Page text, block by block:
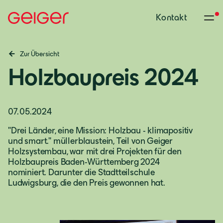
Kontakt
Zur Übersicht
Holzbaupreis 2024
07.05.2024
"Drei Länder, eine Mission: Holzbau - klimapositiv
und smart." müllerblaustein, Teil von Geiger
Holzsystembau, war mit drei Projekten für den
Holzbaupreis Baden-Württemberg 2024
nominiert. Darunter die Stadtteilschule
Ludwigsburg, die den Preis gewonnen hat.